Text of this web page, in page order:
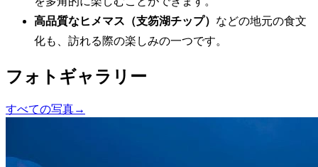
高品質なヒメマス（支笏湖チップ） などの地元の食文
化も、訪れる際の楽しみの一つです。
フォトギャラリー
すべての写真→